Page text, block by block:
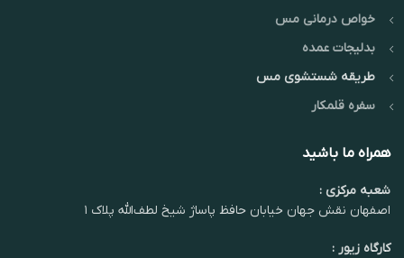
خواص درمانی مس
بدلیجات عمده
طریقه شستشوی مس
سفره قلمکار
همراه ما باشید
شعبه مرکزی :
اصفهان نقش جهان خیابان حافظ پاساژ شیخ لطف‌الله پلاک ۱
کارگاه زیور :